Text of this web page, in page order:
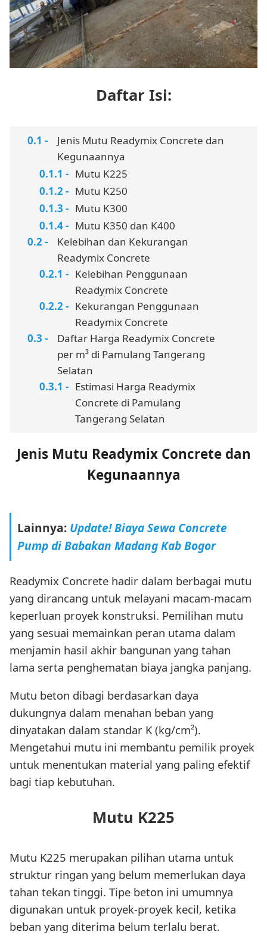
Daftar Isi:
Jenis Mutu Readymix Concrete dan
Kegunaannya
Mutu K225
Mutu K250
Mutu K300
Mutu K350 dan K400
Kelebihan dan Kekurangan
Readymix Concrete
Kelebihan Penggunaan
Readymix Concrete
Kekurangan Penggunaan
Readymix Concrete
Daftar Harga Readymix Concrete
per m³ di Pamulang Tangerang
Selatan
Estimasi Harga Readymix
Concrete di Pamulang
Tangerang Selatan
Jenis Mutu Readymix Concrete dan
Kegunaannya
Lainnya: Update! Biaya Sewa Concrete
Pump di Babakan Madang Kab Bogor
Readymix Concrete hadir dalam berbagai mutu
yang dirancang untuk melayani macam-macam
keperluan proyek konstruksi. Pemilihan mutu
yang sesuai memainkan peran utama dalam
menjamin hasil akhir bangunan yang tahan
lama serta penghematan biaya jangka panjang.
Mutu beton dibagi berdasarkan daya
dukungnya dalam menahan beban yang
dinyatakan dalam standar K (kg/cm²).
Mengetahui mutu ini membantu pemilik proyek
untuk menentukan material yang paling efektif
bagi tiap kebutuhan.
Mutu K225
Mutu K225 merupakan pilihan utama untuk
struktur ringan yang belum memerlukan daya
tahan tekan tinggi. Tipe beton ini umumnya
digunakan untuk proyek-proyek kecil, ketika
beban yang diterima belum terlalu berat.